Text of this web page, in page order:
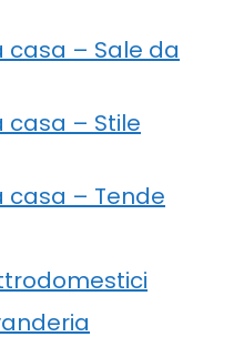
– Sale da
– Stile
– Tende